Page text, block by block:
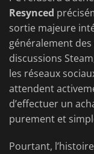
Resynced
sortie majeure
généralement
discussions
les réseaux
attendent
d’effectuer un
purement et
Pourtant,